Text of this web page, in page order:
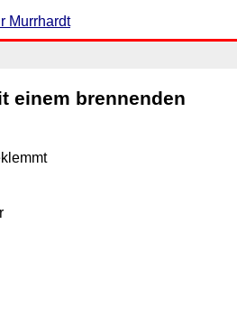
einem brennenden